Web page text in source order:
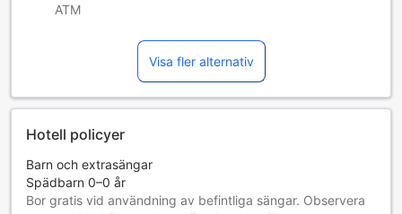
ATM
Visa fler alternativ
Hotell policyer
Barn och extrasängar
Spädbarn 0–0 år
Bor gratis vid användning av befintliga sängar. Observera